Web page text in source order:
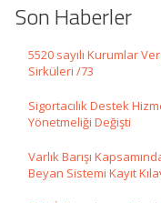
Son Haberler
5520 sayılı Kurumlar
Sirküleri /73
Sigortacılık Destek
Yönetmeliği Değişti
Varlık Barışı
Beyan Sistemi Kayıt